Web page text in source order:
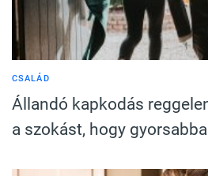
CSALÁD
Állandó kapkodás
a szokást, hogy